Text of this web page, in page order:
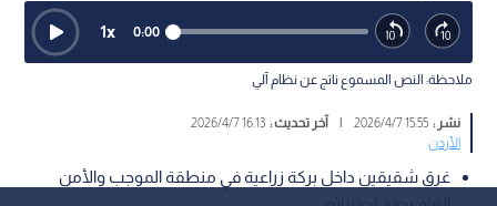
0:00
1x
ملاحظة: النص المسموع ناتج عن نظام آلي
نشر :15:55 2026/4/7
| آخر تحديث :16:13 2026/4/7
الأردن
غرق شقيقين داخل بركة زراعية في منطقة الموجب والأمن